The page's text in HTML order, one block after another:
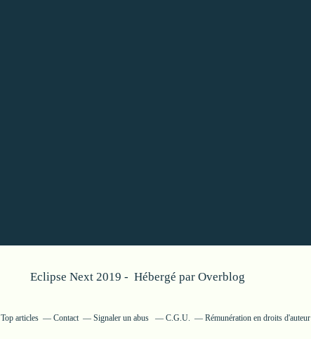
Eclipse Next 2019 - Hébergé par Overblog
Top articles Contact Signaler un abus C.G.U. Rémunération en droits d'auteur